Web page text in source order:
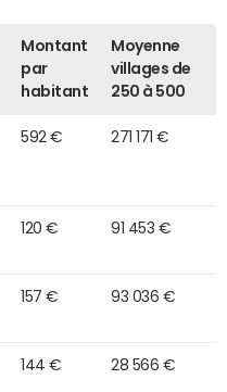
Montant
par
habitant
Moyenne
villages de
250 à 500
592 € 271 171 €
120 € 91 453 €
157 € 93 036 €
144 € 28 566 €